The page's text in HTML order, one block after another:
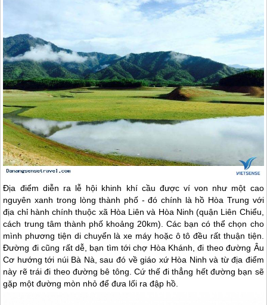
Địa điểm diễn ra lễ hội khinh khí cầu được ví von như một cao
nguyên xanh trong lòng thành phố - đó chính là hồ Hòa Trung với
địa chỉ hành chính thuộc xã Hòa Liên và Hòa Ninh (quận Liên Chiểu,
cách trung tâm thành phố khoảng 20km). Các bạn có thể chọn cho
mình phương tiện di chuyển là xe máy hoặc ô tô đều rất thuận tiện.
Đường đi cũng rất dễ, bạn tìm tới chợ Hòa Khánh, đi theo đường Âu
Cơ hướng tới núi Bà Nà, sau đó về giáo xứ Hòa Ninh và từ địa điểm
này rẽ trái đi theo đường bê tông. Cứ thế đi thẳng hết đường bạn sẽ
gặp một đường mòn nhỏ để đưa lối ra đập hồ.